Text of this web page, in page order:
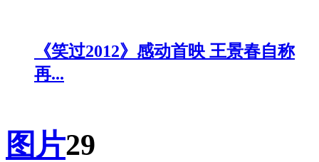
《笑过2012》感动首映 王景春自称
再...
图片29